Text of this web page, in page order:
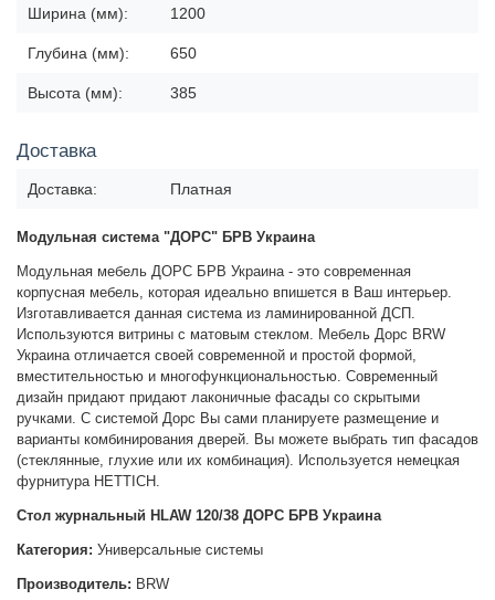
Ширина (мм): 1200
Глубина (мм): 650
Высота (мм): 385
Доставка
Доставка: Платная
Модульная система "ДОРС" БРВ Украина
Модульная мебель ДОРС БРВ Украина - это современная
корпусная мебель, которая идеально впишется в Ваш интерьер.
Изготавливается данная система из ламинированной ДСП.
Используются витрины с матовым стеклом. Мебель Дорс BRW
Украина отличается своей современной и простой формой,
вместительностью и многофункциональностью. Современный
дизайн придают придают лаконичные фасады со скрытыми
ручками. С системой Дорс Вы сами планируете размещение и
варианты комбинирования дверей. Вы можете выбрать тип фасадов
(стеклянные, глухие или их комбинация). Используется немецкая
фурнитура HETTICH.
Стол журнальный HLAW 120/38 ДОРС БРВ Украина
Категория: Универсальные системы
Производитель: BRW